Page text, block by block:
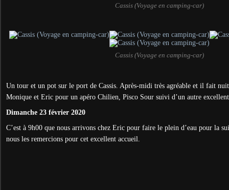
Cassis (Voyage en camping-car)
Cassis (Voyage en camping-car)
Un tour et un pot sur le port de Cassis. Après-midi très agréable et il fait
Monique et Eric pour un apéro Chilien, Pisco Sour suivi d’un autre
Dimanche 23 février 2020
C’est à 9h00 que nous arrivons chez Eric pour faire le plein d’eau pour la
nous les remercions pour cet excellent accueil.